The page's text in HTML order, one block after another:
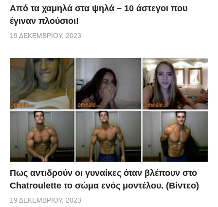
Από τα χαμηλά στα ψηλά – 10 άστεγοι που
έγιναν πλούσιοι!
19 ΔΕΚΕΜΒΡΊΟΥ, 2023
Πως αντιδρούν οι γυναίκες όταν βλέπουν στο
Chatroulette το σώμα ενός μοντέλου. (Βίντεο)
19 ΔΕΚΕΜΒΡΊΟΥ, 2023